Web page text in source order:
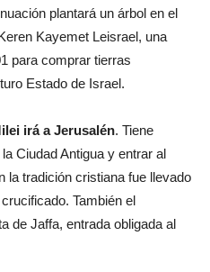
plantará un árbol en el
Kayemet Leisrael, una
para comprar tierras
Estado de Israel.
irá a Jerusalén. Tiene
Ciudad Antigua y entrar al
la tradición cristiana fue llevado
También el
de Jaffa, entrada obligada al